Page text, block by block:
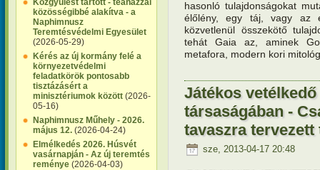
Közgyűlést tartott - teaházzal
közösségibbé alakítva - a
Naphimnusz
Teremtésvédelmi Egyesület
(2026-05-29)
Kérés az új kormány felé a
környezetvédelmi
feladatkörök pontosabb
tisztázásért a
minisztériumok között (2026-
05-16)
Naphimnusz Műhely - 2026.
május 12. (2026-04-24)
Elmélkedés 2026. Húsvét
vasárnapján - Az új teremtés
reménye (2026-04-03)
hasonló tulajdonságokat
élőlény, egy táj, vagy az
közvetlenül összekötő
tehát Gaia az, aminek
metafora, modern kori
Játékos
társaságában -
tavaszra
sze, 2013-04-17 20:48